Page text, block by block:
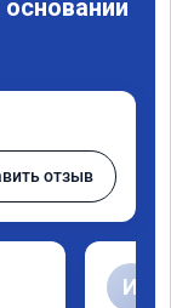
отзыв
И